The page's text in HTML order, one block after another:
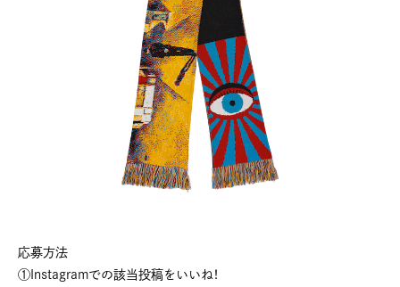
応募方法
①Instagramでの該当投稿をいいね！